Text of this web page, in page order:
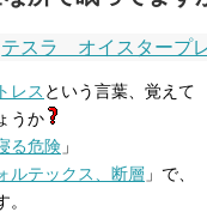
テスラ オイスタープ
レス という言葉、覚えて
うか
る危険 」
ルテックス、断層 」で、